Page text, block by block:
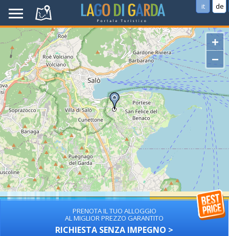
it de
+
−
PRENOTA IL TUO ALLOGGIO
AL MIGLIOR PREZZO GARANTITO
RICHIESTA SENZA IMPEGNO >